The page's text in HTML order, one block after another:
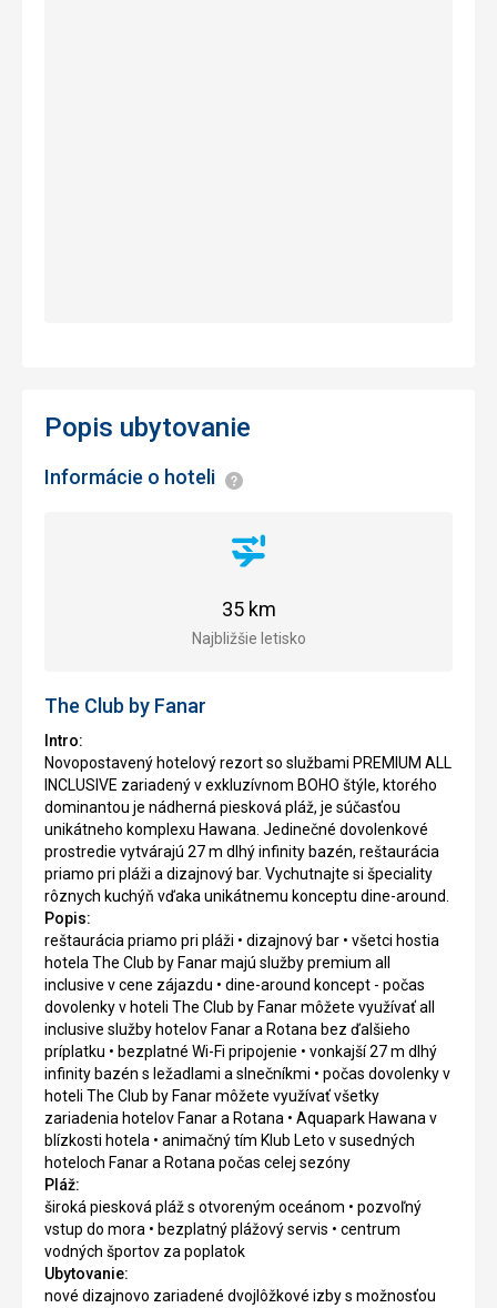
The Club by Fanar
Intro:
Novopostavený hotelový rezort so službami PREMIUM ALL
INCLUSIVE zariadený v exkluzívnom BOHO štýle, ktorého
dominantou je nádherná piesková pláž, je súčasťou
unikátneho komplexu Hawana. Jedinečné dovolenkové
prostredie vytvárajú 27 m dlhý infinity bazén, reštaurácia
priamo pri pláži a dizajnový bar. Vychutnajte si špeciality
rôznych kuchýň vďaka unikátnemu konceptu dine-around.
Popis:
reštaurácia priamo pri pláži • dizajnový bar • všetci hostia
hotela The Club by Fanar majú služby premium all
inclusive v cene zájazdu • dine-around koncept - počas
dovolenky v hoteli The Club by Fanar môžete využívať all
inclusive služby hotelov Fanar a Rotana bez ďalšieho
príplatku • bezplatné Wi-Fi pripojenie • vonkajší 27 m dlhý
infinity bazén s ležadlami a slnečníkmi • počas dovolenky v
hoteli The Club by Fanar môžete využívať všetky
zariadenia hotelov Fanar a Rotana • Aquapark Hawana v
blízkosti hotela • animačný tím Klub Leto v susedných
hoteloch Fanar a Rotana počas celej sezóny
Pláž:
široká piesková pláž s otvoreným oceánom • pozvoľný
vstup do mora • bezplatný plážový servis • centrum
vodných športov za poplatok
Ubytovanie:
nové dizajnovo zariadené dvojlôžkové izby s možnosťou
Popis ubytovanie
Informácie o hoteli Informácie
Vzdialenosť
letiska
Najbližšie letisko
35 km